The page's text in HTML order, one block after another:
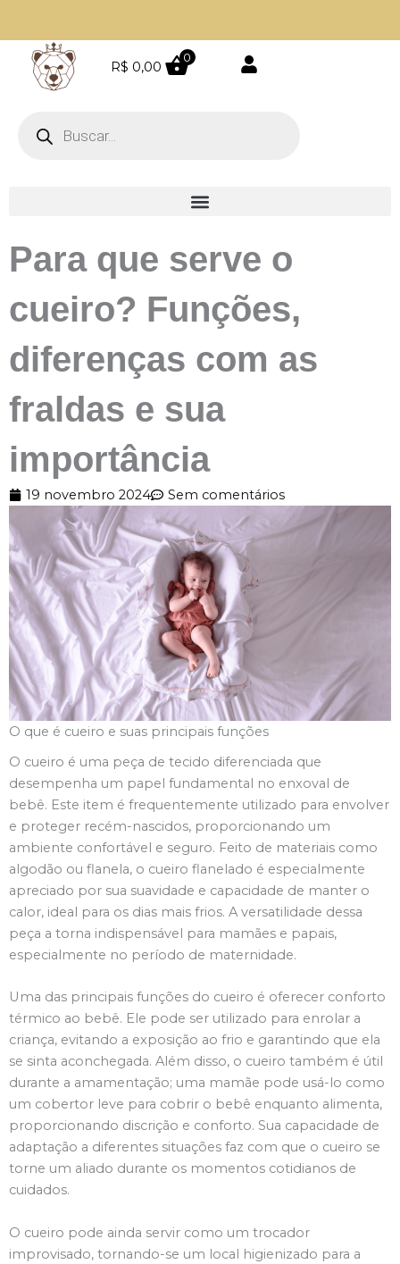
conteúdo
Parcele em até 4 vezes sem juros
R$ 0,00
0
Para que serve o
cueiro? Funções,
diferenças com as
fraldas e sua
importância
19 novembro 2024 Sem comentários
O que é cueiro e suas principais funções
O cueiro é uma peça de tecido diferenciada que
desempenha um papel fundamental no enxoval de
bebê. Este item é frequentemente utilizado para envolver
e proteger recém-nascidos, proporcionando um
ambiente confortável e seguro. Feito de materiais como
algodão ou flanela, o cueiro flanelado é especialmente
apreciado por sua suavidade e capacidade de manter o
calor, ideal para os dias mais frios. A versatilidade dessa
peça a torna indispensável para mamães e papais,
especialmente no período de maternidade.
Uma das principais funções do cueiro é oferecer conforto
térmico ao bebê. Ele pode ser utilizado para enrolar a
criança, evitando a exposição ao frio e garantindo que ela
se sinta aconchegada. Além disso, o cueiro também é útil
durante a amamentação; uma mamãe pode usá-lo como
um cobertor leve para cobrir o bebê enquanto alimenta,
proporcionando discrição e conforto. Sua capacidade de
adaptação a diferentes situações faz com que o cueiro se
torne um aliado durante os momentos cotidianos de
cuidados.
O cueiro pode ainda servir como um trocador
improvisado, tornando-se um local higienizado para a